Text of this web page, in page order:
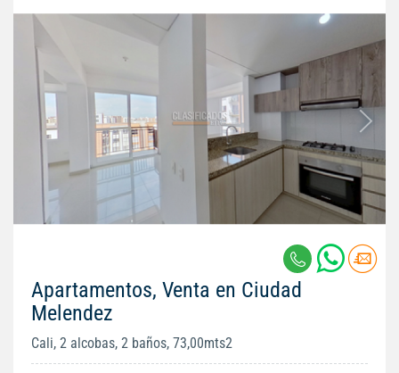
Apartamentos, Venta en Ciudad
Melendez
Cali, 2 alcobas, 2 baños, 73,00mts2